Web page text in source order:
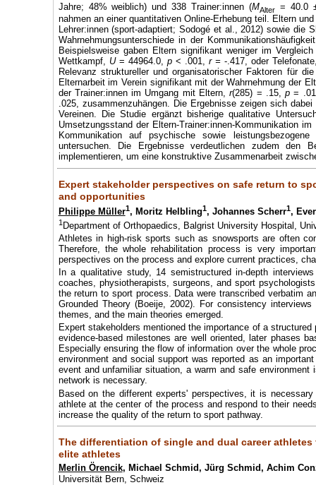
Jahre; 48% weiblich) und 338 Trainer:innen (MAlter = 40.0
nahmen an einer quantitativen Online-Erhebung teil. Eltern
Lehrer:innen (sport-adaptiert; Sodogé et al., 2012) sowie die
Wahrnehmungsunterschiede in der
Beispielsweise gaben Eltern signifikant weniger im
Wettkampf, U= 44964.0, p< .001, r = -.417, oder
Relevanz struktureller und organisatorischer Faktoren für
Elternarbeit im Verein signifikant mit der Wahrnehmung der
der Trainer:innen im Umgang mit Eltern,r(285) = .15,p=
.025, zusammenzuhängen. Die Ergebnisse zeigen sich
Vereinen. Die Studie ergänzt bisherige qualitative
Umsetzungsstand der Eltern-Trainer:innen-Kommunikation
Kommunikation auf psychische sowie
untersuchen. Die Ergebnisse verdeutlichen zudem den
implementieren, um eine konstruktive Zusammenarbeit
Expert stakeholder perspectives on safe return to
and opportunities
Philippe Müller1, Moritz Helbling1, Johannes Scherr1,
1Department of Orthopaedics, Balgrist University Hospital,
Athletes in high-risk sports such as snowsports are often
Therefore, the whole rehabilitation process is very
perspectives on the process and explore current practices,
In a qualitative study, 14 semistructured in-depth
coaches, physiotherapists, surgeons, and sport
the return to sport process. Data were transcribed verbatim
Grounded Theory (Boeije, 2002). For consistency
themes, and the main theories emerged.
Expert stakeholders mentioned the importance of a
evidence-based milestones are well oriented, later phases
Especially ensuring the flow of information over the whole
environment and social support was reported as an
event and unfamiliar situation, a warm and safe
network is necessary.
Based on the different experts' perspectives, it is
athlete at the center of the process and respond to their
increase the quality of the return to sport pathway.
The differentiation of single and dual career
elite athletes
Merlin Örencik, Michael Schmid, Jürg Schmid, Achim
Universität Bern, Schweiz